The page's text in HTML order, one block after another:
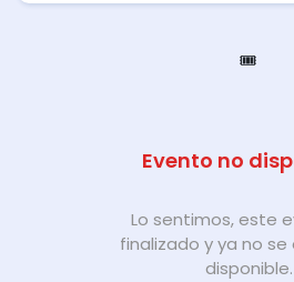
🎟️
Evento no
Lo sentimos, este
finalizado y ya no
disponible.